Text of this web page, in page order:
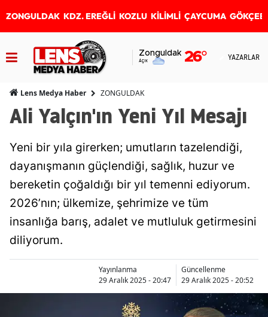
ZONGULDAK KDZ. EREĞLİ KOZLU KİLİMLİ ÇAYCUMA
Zonguldak
Açık 26° YAZARLAR
Lens Medya Haber ZONGULDAK
Ali Yalçın'ın Yeni Yıl Mesajı
Yeni bir yıla girerken; umutların tazelendiği,
dayanışmanın güçlendiği, sağlık, huzur ve
bereketin çoğaldığı bir yıl temenni ediyorum.
2026’nın; ülkemize, şehrimize ve tüm
insanlığa barış, adalet ve mutluluk getirmesini
diliyorum.
Yayınlanma
29 Aralık 2025 - 20:47
Güncellenme
29 Aralık 2025 - 20:52